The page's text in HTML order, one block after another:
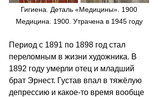
Гигиена. Деталь «Медицины». 1900
Медицина. 1900. Утрачена в 1945 году
Период с 1891 по 1898 год стал
переломным в жизни художника. В
1892 году умерли отец и младший
брат Эрнест. Густав впал в тяжёлую
депрессию и какое-то время вообще